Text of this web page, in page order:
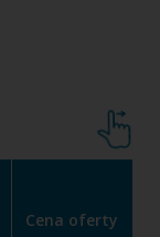
Cena oferty